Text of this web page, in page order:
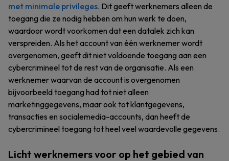
met minimale privileges. Dit geeft werknemers alleen de
toegang die ze nodig hebben om hun werk te doen,
waardoor wordt voorkomen dat een datalek zich kan
verspreiden. Als het account van één werknemer wordt
overgenomen, geeft dit niet voldoende toegang aan een
cybercrimineel tot de rest van de organisatie. Als een
werknemer waarvan de account is overgenomen
bijvoorbeeld toegang had tot niet alleen
marketinggegevens, maar ook tot klantgegevens,
transacties en socialemedia-accounts, dan heeft de
cybercrimineel toegang tot heel veel waardevolle gegevens.
Licht werknemers voor op het gebied van